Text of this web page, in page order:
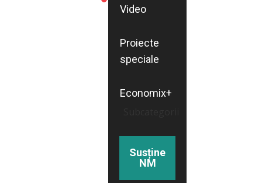
Video
Proiecte
speciale
Economix+
Susține
NM